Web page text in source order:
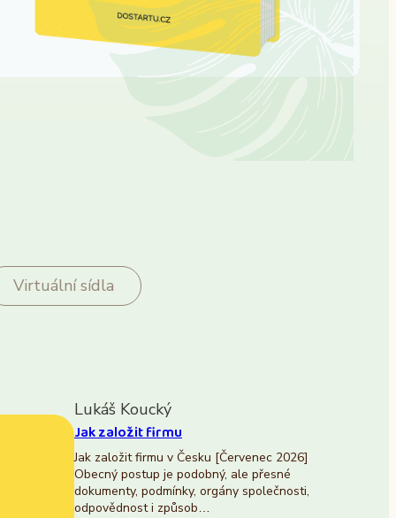
Virtuální sídla
Lukáš Koucký
Jak založit firmu
Jak založit firmu v Česku [Červenec 2026]
Obecný postup je podobný, ale přesné
dokumenty, podmínky, orgány společnosti,
odpovědnost i způsob…